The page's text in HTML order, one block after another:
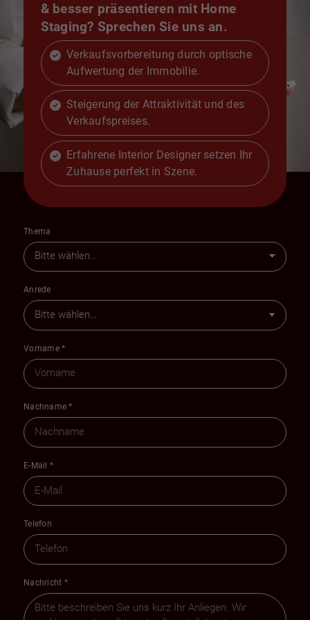
& besser präsentieren mit Home
Staging? Sprechen Sie uns an.
Verkaufsvorbereitung durch optische
Aufwertung der Immobilie.
Steigerung der Attraktivität und des
Verkaufspreises.
Erfahrene Interior Designer setzen Ihr
Zuhause perfekt in Szene.
Thema
Anrede
Vorname*
Nachname*
E-Mail *
Telefon
Nachricht *